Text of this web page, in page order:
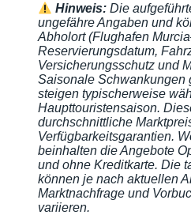
Hinweis: Die
ungefähre Angaben und
Abholort (Flughafen
Reservierungsdatum,
Versicherungsschutz und
Saisonale Schwankungen
steigen typischerweise
Haupttouristensaison.
durchschnittliche
Verfügbarkeitsgarantien.
beinhalten die Angebote
und ohne Kreditkarte. Die
können je nach aktuellen
Marktnachfrage und
variieren.